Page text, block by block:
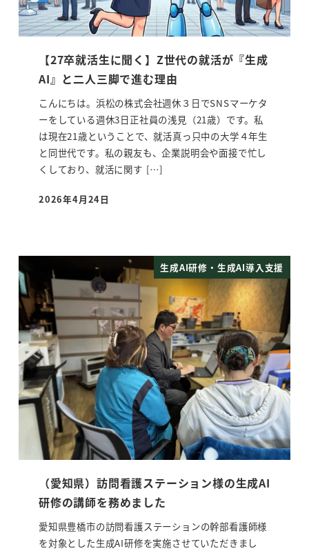
【27卒就活生に聞く】Z世代の就活が『生成
AI』と二人三脚で進む理由
こんにちは。浜松の株式会社週休３日でSNSマーケタ
ーをしている週休3日正社員の浅見（21歳）です。私
は現在21歳ということで、就活真っ只中の大学４年生
と同世代です。私の親友も、企業説明会や面接で忙し
くしており、就活に関す […]
投稿日
2026年4月24日
生成AI研修・生成AI導入支援
（愛知県）訪問看護ステーション様の生成AI
研修の講師を務めました
愛知県豊橋市の訪問看護ステーションの幹部看護師様
を対象とした生成AI研修を実施させていただきまし